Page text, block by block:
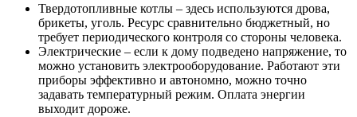
Твердотопливные котлы – здесь используются дрова,
брикеты, уголь. Ресурс сравнительно бюджетный, но
требует периодического контроля со стороны человека.
Электрические – если к дому подведено напряжение, то
можно установить электрооборудование. Работают эти
приборы эффективно и автономно, можно точно
задавать температурный режим. Оплата энергии
выходит дороже.